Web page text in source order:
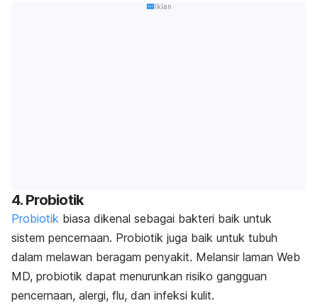
Iklan
4. Probiotik
Probiotik biasa dikenal sebagai bakteri baik untuk
sistem pencernaan. Probiotik juga baik untuk tubuh
dalam melawan beragam penyakit. Melansir laman Web
MD, probiotik dapat menurunkan risiko gangguan
pencernaan, alergi, flu, dan infeksi kulit.